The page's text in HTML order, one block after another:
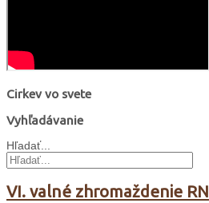
Cirkev vo svete
Vyhľadávanie
Hľadať...
VI. valné zhromaždenie RN